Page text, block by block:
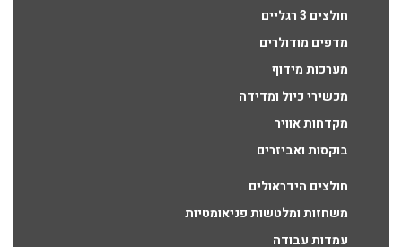
חולצים 3 רגליים
מדפים מודולרים
מערכות מידוף
מכשירי כיול ומדידה
מקדחות אוויר
בוקסות ואביזרים
חולצים הידראולים
משחזות ומלטשות פניאומטיות
עמדות עבודה